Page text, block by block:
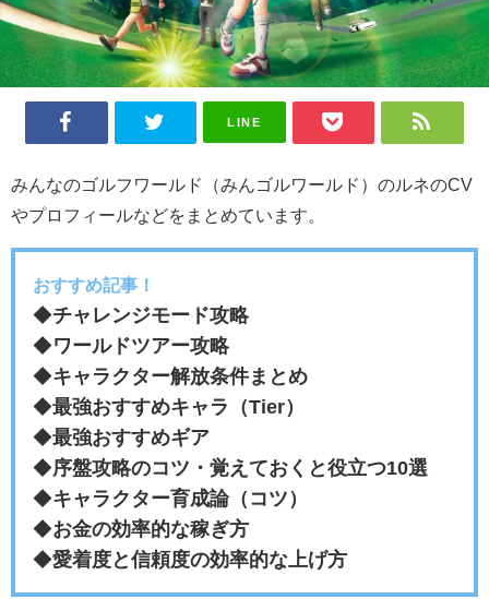
LINE
みんなのゴルフワールド（みんゴルワールド）のルネのCV
やプロフィールなどをまとめています。
おすすめ記事！
◆チャレンジモード攻略
◆ワールドツアー攻略
◆キャラクター解放条件まとめ
◆最強おすすめキャラ（Tier）
◆最強おすすめギア
◆序盤攻略のコツ・覚えておくと役立つ10選
◆キャラクター育成論（コツ）
◆お金の効率的な稼ぎ方
◆愛着度と信頼度の効率的な上げ方